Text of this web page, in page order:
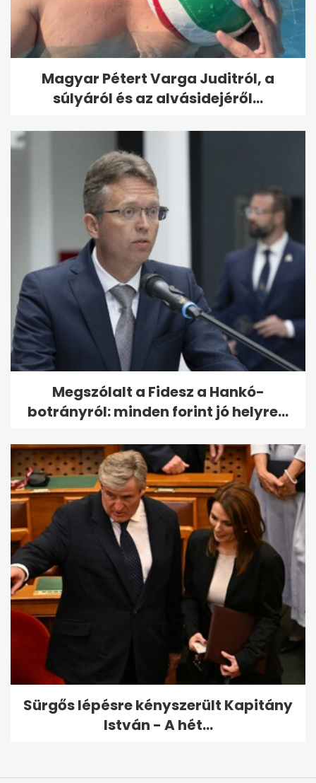
Magyar Pétert Varga Juditról, a
súlyáról és az alvásidejéről...
Megszólalt a Fidesz a Hankó-
botrányról: minden forint jó helyre...
Sürgős lépésre kényszerült Kapitány
István - A hét...